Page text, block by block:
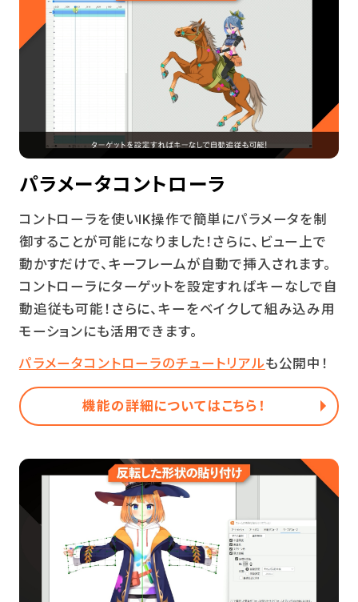
パラメータコントローラ
コントローラを使いIK操作で簡単にパラメータを制
御することが可能になりました！さらに、ビュー上で
動かすだけで、キーフレームが自動で挿入されます。
コントローラにターゲットを設定すればキーなしで自
動追従も可能！さらに、キーをベイクして組み込み用
モーションにも活用できます。
パラメータコントローラのチュートリアルも公開中！
機能の詳細についてはこちら！